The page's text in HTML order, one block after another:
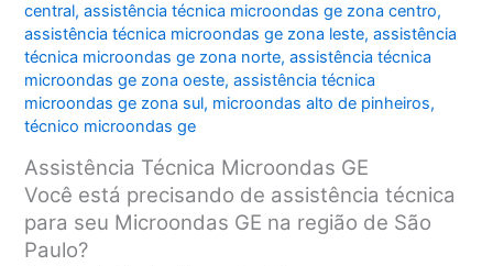
central,assistência técnica microondas ge zona centro,
assistência técnica microondas ge zona leste,assistência
técnica microondas ge zona norte,assistência técnica
microondas ge zona oeste,assistência técnica
microondas ge zona sul, microondas alto de pinheiros,
técnico microondas ge
Assistência Técnica Microondas GE
Você está precisando de assistência técnica
para seu Microondas GE na região de São
Paulo?